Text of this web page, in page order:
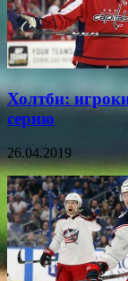
Холтби:
серию
26.04.2019